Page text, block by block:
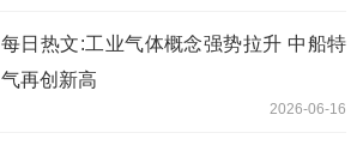
每日热文:工业气体概念强势拉升 中船特
气再创新高
2026-06-16